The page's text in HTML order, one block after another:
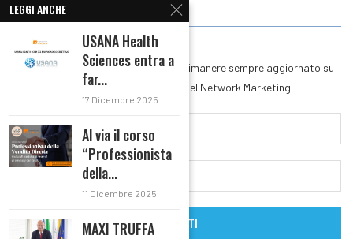
RIMANI IN CONTATTO
Iscriviti alla nostra Newsletter per rimanere sempre aggiornato su
tutte le novità del mondo del Network Marketing!
LEGGI ANCHE
USANA Health
Sciences entra a
far...
17 Dicembre 2025
Al via il corso
“Professionista
della...
11 Dicembre 2025
MAXI TRUFFA